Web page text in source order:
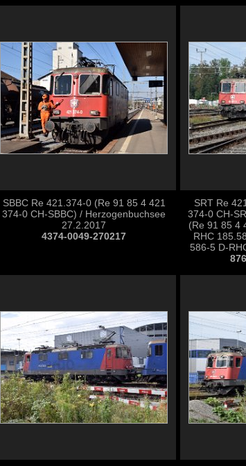
SBBC Re 421.374-0 (Re 91 85 4 421
374-0 CH-SBBC) / Herzogenbuchsee
27.2.2017
4374-0049-270217
SRT Re
374-0 CH-
(Re 91 85 4
RHC
586-5 D-